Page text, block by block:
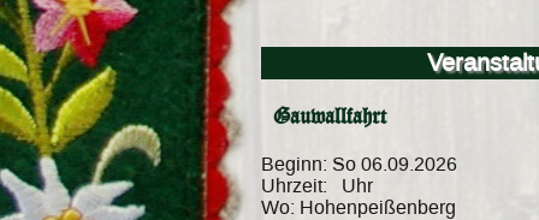
Gauwallfahrt
Beginn: So 06.09.2026
Uhrzeit: Uhr
Wo: Hohenpeißenberg